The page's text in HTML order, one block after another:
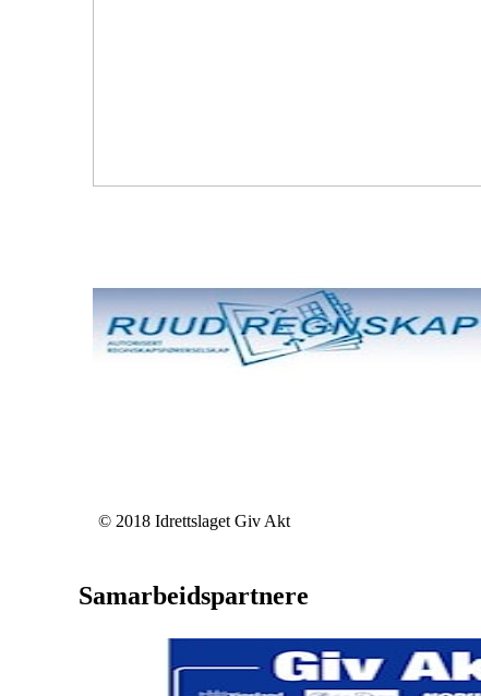
© 2018 Idrettslaget Giv Akt
Samarbeidspartnere